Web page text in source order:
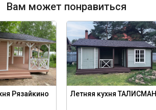
Вам может понравиться
Рязайкино Летняя кухня ТАЛИСМАН